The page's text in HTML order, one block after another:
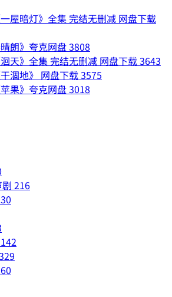
一屋暗灯》全集 完结无删减 网盘下载
朗》夸克网盘3808
洄天》全集 完结无删减 网盘下载3643
干涸地》 网盘下载3575
果》夸克网盘3018
216